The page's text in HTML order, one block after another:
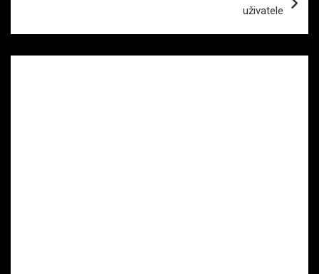
uživatele